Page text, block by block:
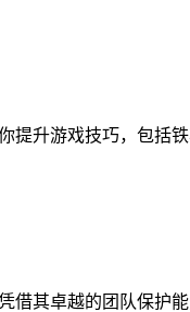
升游戏技巧，包括
其卓越的团队保护